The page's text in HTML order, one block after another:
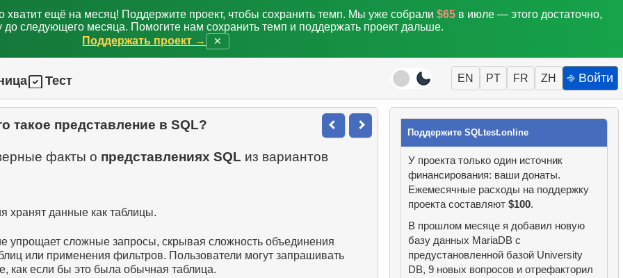
хватит ещё на месяц! Поддержите проект, чтобы сохранить темп. Мы уже собрали $65 в июле — этого достаточно,
до следующего месяца. Помогите нам сохранить темп и поддержать проект дальше.
Поддержать проект →
✕
Тест EN PT FR ZH ⎆ Войти
такое представление в SQL?
факты о представлениях SQL из вариантов
хранят данные как таблицы.
упрощает сложные запросы, скрывая сложность объединения
или применения фильтров. Пользователи могут запрашивать
как если бы это была обычная таблица.
Поддержите SQLtest.online
У проекта только один источник
финансирования: ваши донаты.
Ежемесячные расходы на поддержку
проекта составляют $100.
В прошлом месяце я добавил новую
базу данных MariaDB с
предустановленной базой University
DB, 9 новых вопросов и отрефакторил